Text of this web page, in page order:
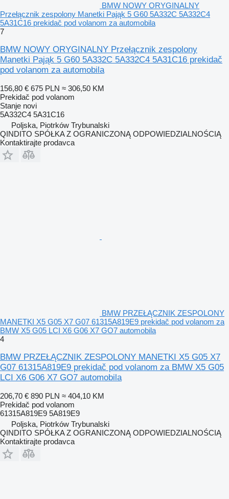
BMW NOWY ORYGINALNY
Przełącznik zespolony Manetki Pająk 5 G60 5A332C 5A332C4
5A31C16 prekidač pod volanom za automobila
7
BMW NOWY ORYGINALNY Przełącznik zespolony
Manetki Pająk 5 G60 5A332C 5A332C4 5A31C16 prekidač
pod volanom za automobila
156,80 € 675 PLN ≈ 306,50 KM
Prekidač pod volanom
Stanje novi
5A332C4 5A31C16
Poljska, Piotrków Trybunalski
QINDITO SPÓŁKA Z OGRANICZONĄ ODPOWIEDZIALNOŚCIĄ
Kontaktirajte prodavca
BMW PRZEŁĄCZNIK ZESPOLONY
MANETKI X5 G05 X7 G07 61315A819E9 prekidač pod volanom za
BMW X5 G05 LCI X6 G06 X7 GO7 automobila
4
BMW PRZEŁĄCZNIK ZESPOLONY MANETKI X5 G05 X7
G07 61315A819E9 prekidač pod volanom za BMW X5 G05
LCI X6 G06 X7 GO7 automobila
206,70 € 890 PLN ≈ 404,10 KM
Prekidač pod volanom
61315A819E9 5A819E9
Poljska, Piotrków Trybunalski
QINDITO SPÓŁKA Z OGRANICZONĄ ODPOWIEDZIALNOŚCIĄ
Kontaktirajte prodavca